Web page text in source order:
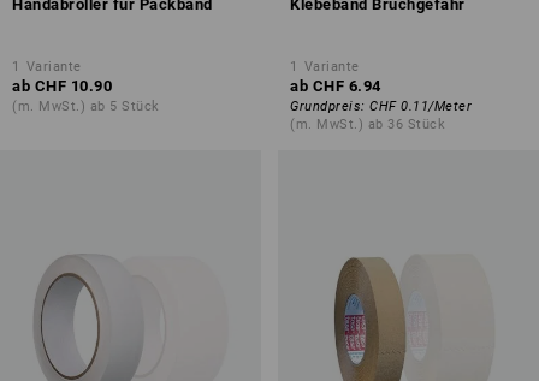
Handabroller für Packband
1 Variante
ab CHF 10.90
(m. MwSt.) ab 5 Stück
Klebeband Bruchgefahr
1 Variante
ab CHF 6.94
Grundpreis: CHF 0.11/Meter
(m. MwSt.) ab 36 Stück